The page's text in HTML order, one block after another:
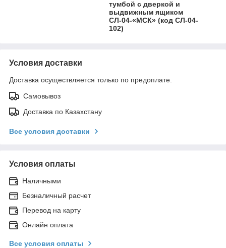
тумбой с дверкой и
выдвижным ящиком
СЛ-04-«МСК» (код СЛ-04-
102)
Условия доставки
Доставка осуществляется только по предоплате.
Самовывоз
Доставка по Казахстану
Все условия доставки
Условия оплаты
Наличными
Безналичный расчет
Перевод на карту
Онлайн оплата
Все условия оплаты